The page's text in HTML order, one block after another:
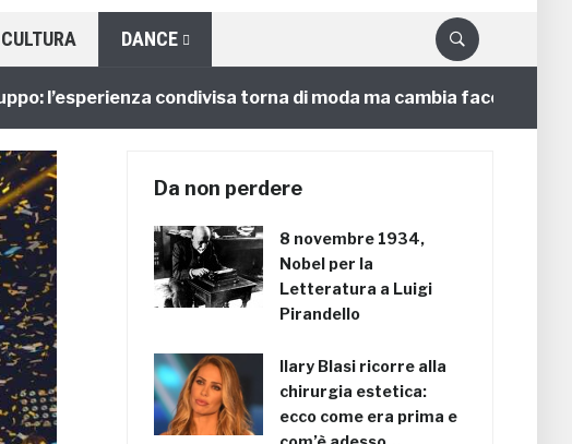
CULTURA DANCE
condivisa torna di moda ma cambia faccia
Da non perdere
8 novembre 1934,
Nobel per la
Letteratura a Luigi
Pirandello
Ilary Blasi ricorre alla
chirurgia estetica:
ecco come era prima e